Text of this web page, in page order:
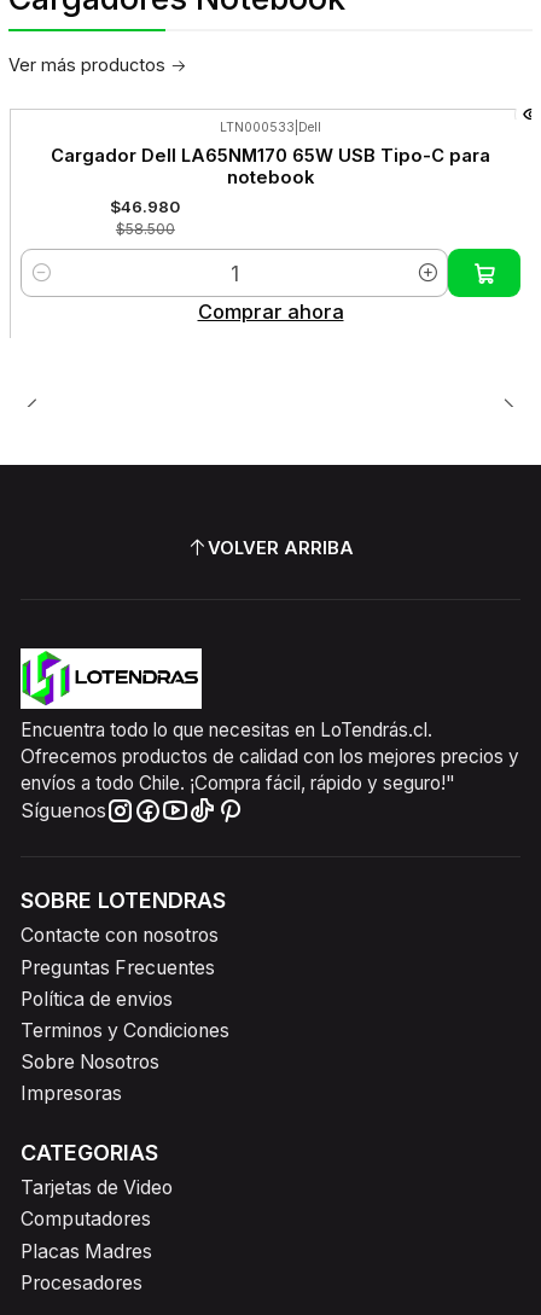
Ver más productos
-20%
OFF
LTN000533 Dell
Cargador Dell LA65NM170 65W USB Tipo-C para
notebook
$46.980
$58.500
Cantidad
Comprar ahora
VOLVER ARRIBA
Encuentra todo lo que necesitas en LoTendrás.cl.
Ofrecemos productos de calidad con los mejores precios y
envíos a todo Chile. ¡Compra fácil, rápido y seguro!"
Síguenos
SOBRE LOTENDRAS
Contacte con nosotros
Preguntas Frecuentes
Política de envios
Terminos y Condiciones
Sobre Nosotros
Impresoras
CATEGORIAS
Tarjetas de Video
Computadores
Placas Madres
Procesadores